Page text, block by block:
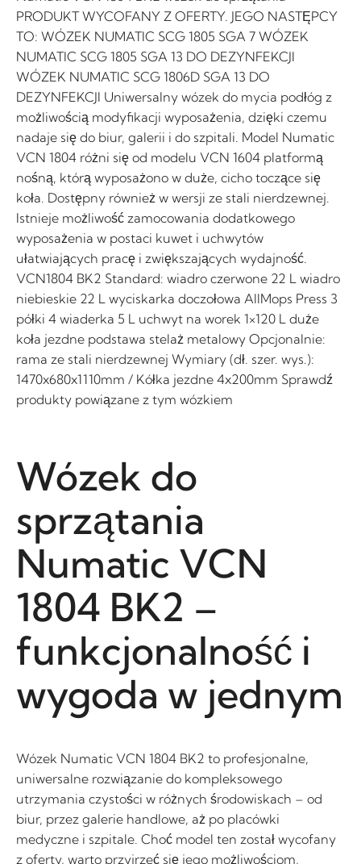
PRODUKT WYCOFANY Z OFERTY. JEGO NASTĘPCY
TO: WÓZEK NUMATIC SCG 1805 SGA 7 WÓZEK
NUMATIC SCG 1805 SGA 13 DO DEZYNFEKCJI
WÓZEK NUMATIC SCG 1806D SGA 13 DO
DEZYNFEKCJI Uniwersalny wózek do mycia podłóg z
możliwością modyfikacji wyposażenia, dzięki czemu
nadaje się do biur, galerii i do szpitali. Model Numatic
VCN 1804 różni się od modelu VCN 1604 platformą
nośną, którą wyposażono w duże, cicho toczące się
koła. Dostępny również w wersji ze stali nierdzewnej.
Istnieje możliwość zamocowania dodatkowego
wyposażenia w postaci kuwet i uchwytów
ułatwiających pracę i zwiększających wydajność.
VCN1804 BK2 Standard: wiadro czerwone 22 L wiadro
niebieskie 22 L wyciskarka doczołowa AllMops Press 3
półki 4 wiaderka 5 L uchwyt na worek 1×120 L duże
koła jezdne podstawa stelaż metalowy Opcjonalnie:
rama ze stali nierdzewnej Wymiary (dł. szer. wys.):
1470x680x1110mm / Kółka jezdne 4x200mm Sprawdź
produkty powiązane z tym wózkiem
Wózek do
sprzątania
Numatic VCN
1804 BK2 –
funkcjonalność i
wygoda w jednym
Wózek Numatic VCN 1804 BK2 to profesjonalne,
uniwersalne rozwiązanie do kompleksowego
utrzymania czystości w różnych środowiskach – od
biur, przez galerie handlowe, aż po placówki
medyczne i szpitale. Choć model ten został wycofany
z oferty, warto przyjrzeć się jego możliwościom,